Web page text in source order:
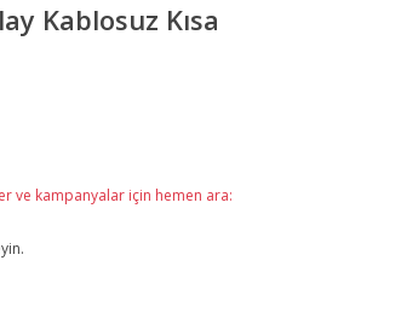
Kablosuz Kısa
ve kampanyalar için hemen ara: